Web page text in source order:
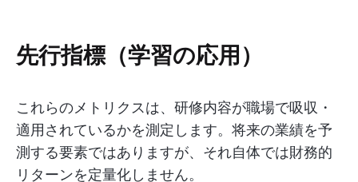
先行指標（学習の応用）
これらのメトリクスは、研修内容が職場で吸収・
適用されているかを測定します。将来の業績を予
測する要素ではありますが、それ自体では財務的
リターンを定量化しません。